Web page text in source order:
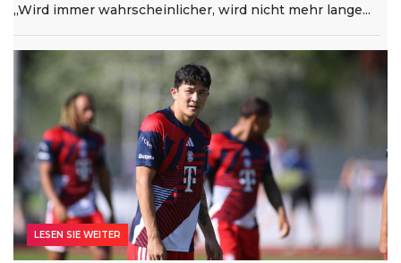
„Wird immer wahrscheinlicher, wird nicht mehr lange...
LESEN SIE WEITER